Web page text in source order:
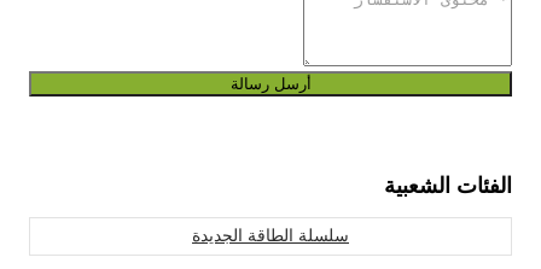
أرسل رسالة
الفئات الشعبية
سلسلة الطاقة الجديدة